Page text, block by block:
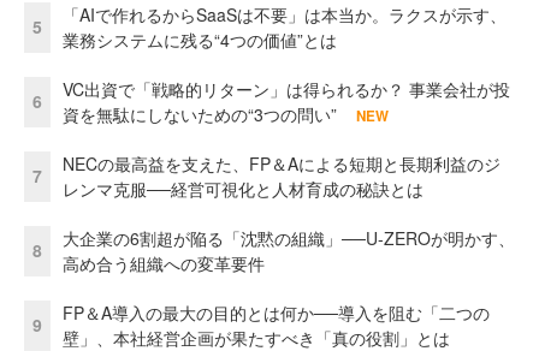
5
「AIで作れるからSaaSは不要」は本当か。ラクスが示す、
業務システムに残る“4つの価値”とは
6
VC出資で「戦略的リターン」は得られるか？ 事業会社が投
資を無駄にしないための“3つの問い”
NEW
7
NECの最高益を支えた、FP＆Aによる短期と長期利益のジ
レンマ克服──経営可視化と人材育成の秘訣とは
8
大企業の6割超が陥る「沈黙の組織」──U-ZEROが明かす、
高め合う組織への変革要件
9
FP＆A導入の最大の目的とは何か──導入を阻む「二つの
壁」、本社経営企画が果たすべき「真の役割」とは